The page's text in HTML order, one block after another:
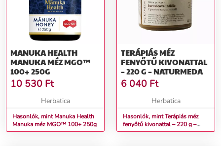
MANUKA HEALTH
MANUKA MÉZ MGO™
100+ 250G
10 530 Ft
Herbatica
Hasonlók, mint Manuka Health
Manuka méz MGO™ 100+ 250g
TERÁPIÁS MÉZ
FENYŐTŰ KIVONATTAL
– 220 G – NATURMEDA
6 040 Ft
Herbatica
Hasonlók, mint Terápiás méz
fenyőtű kivonattal – 220 g –
Naturmeda